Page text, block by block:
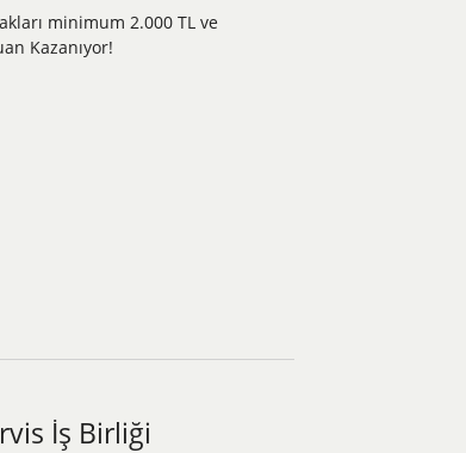
minimum 2.000 TL ve
Kazanıyor!
İş Birliği